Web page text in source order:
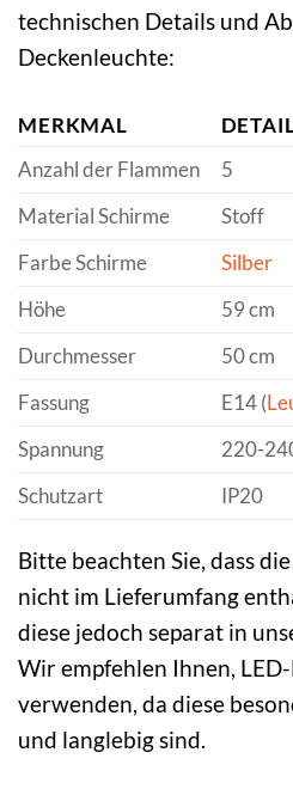
technischen Details und
Deckenleuchte:
MERKMAL
Anzahl der Flammen
5
Material Schirme
Stoff
Farbe Schirme
Silber
Höhe
59 cm
Durchmesser
50 cm
Fassung
E14 (
Spannung
220-
Schutzart
IP20
Bitte beachten Sie, dass
nicht im Lieferumfang
diese jedoch separat in
Wir empfehlen Ihnen,
verwenden, da diese
und langlebig sind.